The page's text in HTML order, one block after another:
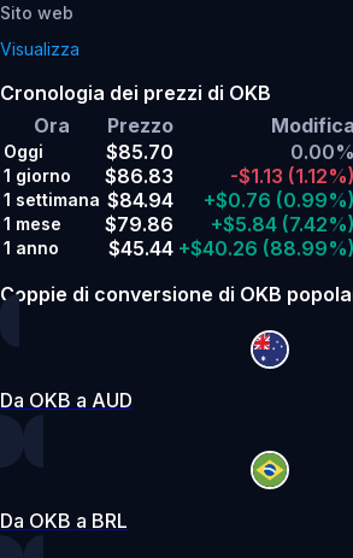
Sito web
Visualizza
Cronologia dei prezzi di OKB
Ora
Prezzo Modifica
Oggi $85.70 0.00%
1 giorno $86.83 -$1.13 (1.12%)
1 settimana $84.94 +$0.76 (0.99%)
1 mese $79.86 +$5.84 (7.42%)
1 anno $45.44 +$40.26 (88.99%)
Coppie di conversione di OKB
Da OKB a AUD
Da OKB a BRL